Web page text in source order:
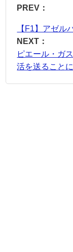
PREV：
【F1】アゼル
NEXT：
ピエール・ガ
活を送ることに